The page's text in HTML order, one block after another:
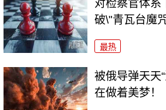
对检察官体系
破\"青瓦台魔
最热
被俄导弹天天
在做着美梦！